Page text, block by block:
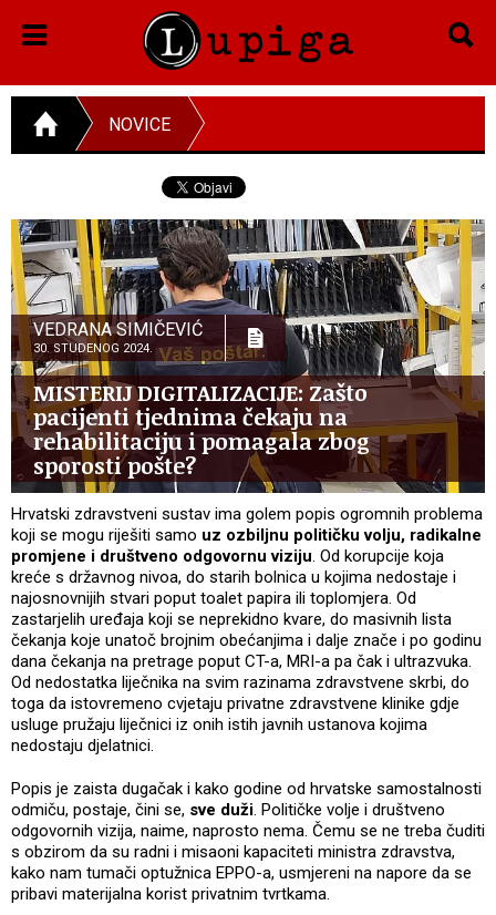
NOVICE
VEDRANA SIMIČEVIĆ
30. STUDENOG 2024.
MISTERIJ DIGITALIZACIJE: Zašto
pacijenti tjednima čekaju na
rehabilitaciju i pomagala zbog
sporosti pošte?
Hrvatski zdravstveni sustav ima golem popis ogromnih problema
koji se mogu riješiti samo uz ozbiljnu političku volju, radikalne
promjene i društveno odgovornu viziju. Od korupcije koja
kreće s državnog nivoa, do starih bolnica u kojima nedostaje i
najosnovnijih stvari poput toalet papira ili toplomjera. Od
zastarjelih uređaja koji se neprekidno kvare, do masivnih lista
čekanja koje unatoč brojnim obećanjima i dalje znače i po godinu
dana čekanja na pretrage poput CT-a, MRI-a pa čak i ultrazvuka.
Od nedostatka liječnika na svim razinama zdravstvene skrbi, do
toga da istovremeno cvjetaju privatne zdravstvene klinike gdje
usluge pružaju liječnici iz onih istih javnih ustanova kojima
nedostaju djelatnici.
Popis je zaista dugačak i kako godine od hrvatske samostalnosti
odmiču, postaje, čini se, sve duži. Političke volje i društveno
odgovornih vizija, naime, naprosto nema. Čemu se ne treba čuditi
s obzirom da su radni i misaoni kapaciteti ministra zdravstva,
kako nam tumači optužnica EPPO-a, usmjereni na napore da se
pribavi materijalna korist privatnim tvrtkama.